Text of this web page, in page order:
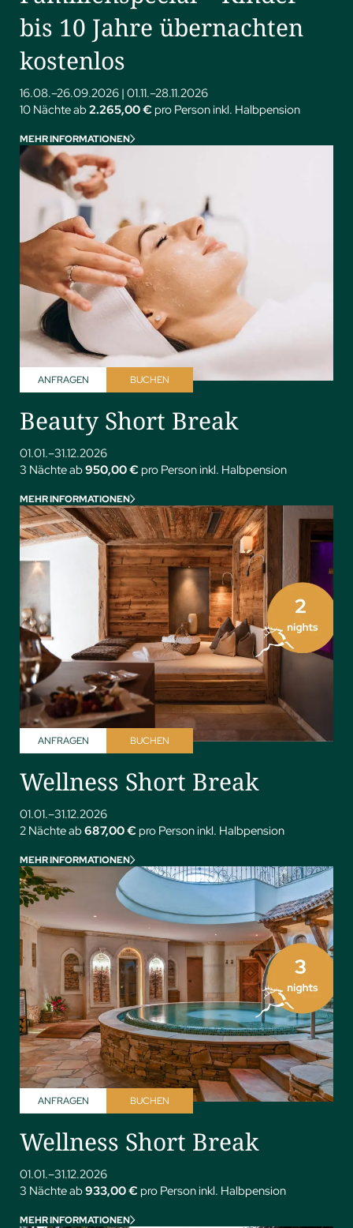
bis 10 Jahre übernachten
kostenlos
16.08.–26.09.2026 | 01.11.–28.11.2026
10 Nächte ab2.265,00 € pro Person inkl. Halbpension
MEHR INFORMATIONEN
BUCHEN
ANFRAGEN
Beauty Short Break
01.01.–31.12.2026
3 Nächte ab950,00 € pro Person inkl. Halbpension
MEHR INFORMATIONEN
BUCHEN
ANFRAGEN
Wellness Short Break
01.01.–31.12.2026
2 Nächte ab687,00 € pro Person inkl. Halbpension
MEHR INFORMATIONEN
BUCHEN
ANFRAGEN
Wellness Short Break
01.01.–31.12.2026
3 Nächte ab933,00 € pro Person inkl. Halbpension
MEHR INFORMATIONEN